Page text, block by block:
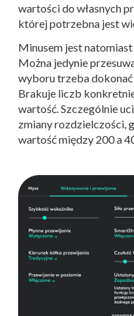
wartości do własnych
której potrzebna jest
Minusem jest
Można jedynie
wyboru trzeba dokonać
Brakuje liczb
wartość. Szczególnie
zmiany rozdzielczości,
wartość między 200 a